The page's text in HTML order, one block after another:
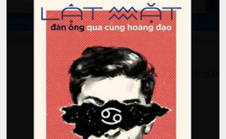
phần mềm học
tập miễn phí